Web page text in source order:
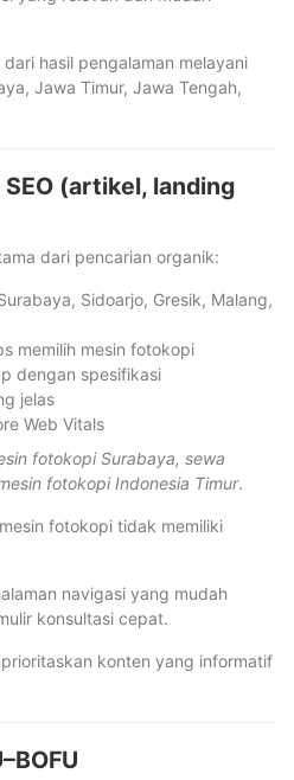
hasil pengalaman melayani
Jawa Timur, Jawa Tengah,
(artikel, landing
dari pencarian organik:
Sidoarjo, Gresik, Malang,
memilih mesin fotokopi
dengan spesifikasi
jelas
Web Vitals
fotokopi Surabaya, sewa
fotokopi Indonesia Timur.
fotokopi tidak memiliki
navigasi yang mudah
konsultasi cepat.
konten yang informatif